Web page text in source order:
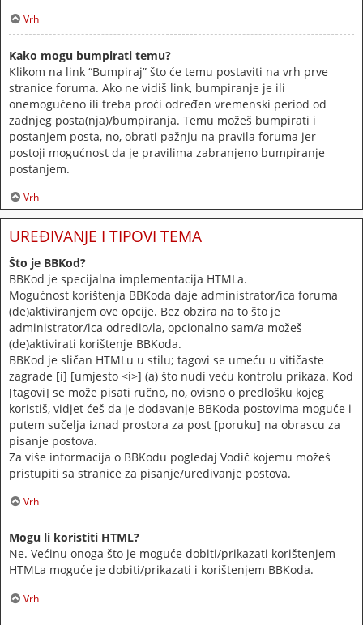
Vrh
Kako mogu bumpirati temu?
Klikom na link “Bumpiraj” što će temu postaviti na vrh prve
stranice foruma. Ako ne vidiš link, bumpiranje je ili
onemogućeno ili treba proći određen vremenski period od
zadnjeg posta(nja)/bumpiranja. Temu možeš bumpirati i
postanjem posta, no, obrati pažnju na pravila foruma jer
postoji mogućnost da je pravilima zabranjeno bumpiranje
postanjem.
Vrh
UREĐIVANJE I TIPOVI TEMA
Što je BBKod?
BBKod je specijalna implementacija HTMLa.
Mogućnost korištenja BBKoda daje administrator/ica foruma
(de)aktiviranjem ove opcije. Bez obzira na to što je
administrator/ica odredio/la, opcionalno sam/a možeš
(de)aktivirati korištenje BBKoda.
BBKod je sličan HTMLu u stilu; tagovi se umeću u vitičaste
zagrade [i] [umjesto <i>] (a) što nudi veću kontrolu prikaza. Kod
[tagovi] se može pisati ručno, no, ovisno o predlošku kojeg
koristiš, vidjet ćeš da je dodavanje BBKoda postovima moguće i
putem sučelja iznad prostora za post [poruku] na obrascu za
pisanje postova.
Za više informacija o BBKodu pogledaj Vodič kojemu možeš
pristupiti sa stranice za pisanje/uređivanje postova.
Vrh
Mogu li koristiti HTML?
Ne. Većinu onoga što je moguće dobiti/prikazati korištenjem
HTMLa moguće je dobiti/prikazati i korištenjem BBKoda.
Vrh